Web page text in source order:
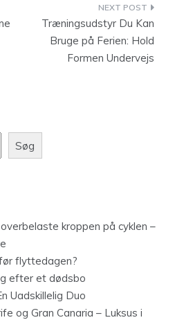
Træningsudstyr Du Kan
Bruge på Ferien: Hold
Formen Undervejs
Søg
kroppen på cyklen –
flyttedagen?
efter et dødsbo
Uadskillelig Duo
og Gran Canaria – Luksus i